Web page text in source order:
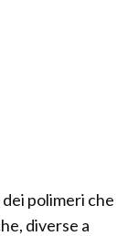
polimeri che
diverse a